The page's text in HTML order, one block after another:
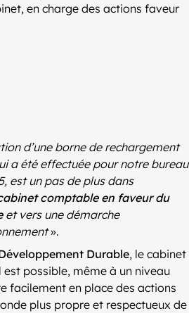
en charge des actions faveur
d’une borne de rechargement
a été effectuée pour notre bureau
est un pas de plus dans
comptable en faveur du
et vers une démarche
».
Durable, le cabinet
est possible, même à un niveau
facilement en place des actions
plus propre et respectueux de